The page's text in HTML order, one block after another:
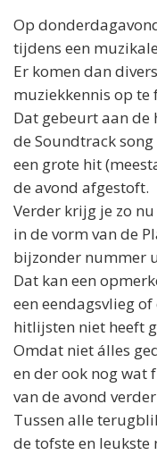
Op
tijdens een
Er komen dan
muziekkennis op te
Dat gebeurt aan
de Soundtrack
een grote hit
de avond afgestoft.
Verder krijg je zo
in de vorm van de
bijzonder nummer
Dat kan een
een eendagsvlieg
hitlijsten niet heeft
Omdat niet álles
en der ook nog wat
van de avond
Tussen alle
de tofste en leukste